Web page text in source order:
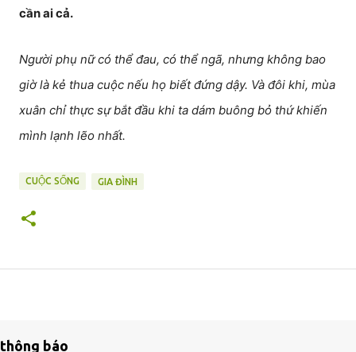
cần ai cả.
Người phụ nữ có thể đau, có thể ngã, nhưng không bao
giờ là kẻ thua cuộc nếu họ biết đứng dậy. Và đôi khi, mùa
xuân chỉ thực sự bắt đầu khi ta dám buông bỏ thứ khiến
mình lạnh lẽo nhất.
CUỘC SỐNG GIA ĐÌNH
thông báo